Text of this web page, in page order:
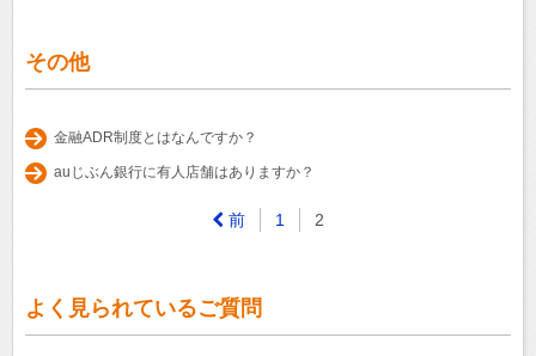
その他
金融ADR制度とはなんですか？
auじぶん銀行に有人店舗はありますか？
前 1 2
よく見られているご質問